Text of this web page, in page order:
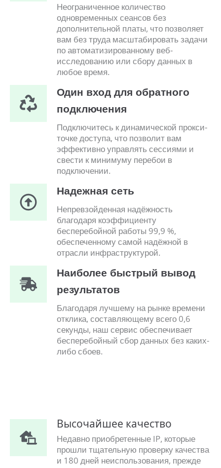
Неограниченное количество
одновременных сеансов без
дополнительной платы, что позволяет
вам без труда масштабировать задачи
по автоматизированному веб-
исследованию или сбору данных в
любое время.
Один вход для обратного
подключения
Подключитесь к динамической прокси-
точке доступа, что позволит вам
эффективно управлять сессиями и
свести к минимуму перебои в
подключении.
Надежная сеть
Непревзойденная надёжность
благодаря коэффициенту
бесперебойной работы 99,9 %,
обеспеченному самой надёжной в
отрасли инфраструктурой.
Наиболее быстрый вывод
результатов
Благодаря лучшему на рынке времени
отклика, составляющему всего 0,6
секунды, наш сервис обеспечивает
бесперебойный сбор данных без каких-
либо сбоев.
Высочайшее качество
Недавно приобретенные IP, которые
прошли тщательную проверку качества
и 180 дней неиспользования, прежде